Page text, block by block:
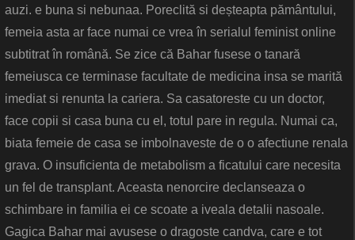
auzi. e buna si nebunaa. Poreclită si deșteapta pământului,
femeia asta ar face numai ce vrea în serialul feminist online
subtitrat în română. Se zice că Bahar fusese o tanară
femeiusca ce terminase facultate de medicina insa se marită
imediat si renunta la cariera. Sa casatoreste cu un doctor,
face copii si casa buna cu el, totul pare in regula. Numai ca,
biata femeie de casa se imbolnaveste de o o afectiune renala
grava. O insuficienta de metabolism a ficatului care necesita
un fel de transplant. Aceasta nenorcire declanseaza o
schimbare in familia ei ce scoate a iveala detalii nasoale.
Gagica Bahar mai avusese o dragoste candva, care e tot